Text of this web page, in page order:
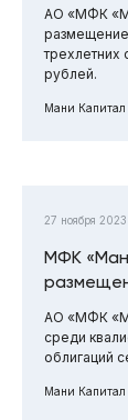
АО «МФК
рублей.
Мани Капитал
27 ноября 2023
МФК
АО «МФК
среди
облигаций
Мани Капитал